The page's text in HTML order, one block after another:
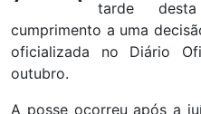
tarde
cumprimento a uma
oficializada no Diário
outubro.
A posse ocorreu após a